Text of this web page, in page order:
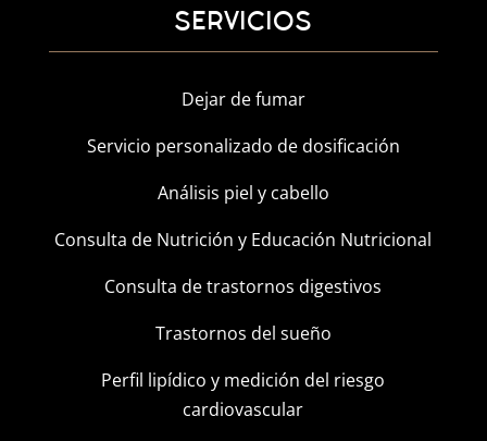
SERVICIOS
Dejar de fumar
Servicio personalizado de dosificación
Análisis piel y cabello
Consulta de Nutrición y Educación Nutricional
Consulta de trastornos digestivos
Trastornos del sueño
Perfil lipídico y medición del riesgo
cardiovascular